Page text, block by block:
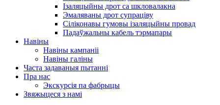
Ізаляцыйны дрот са шкловалакна
Эмаляваны дрот супраціву
Сіліконавы гумовы ізаляцыйны провад
Падаўжальны кабель тэрмапары
Навіны
Навіны кампаніі
Навіны галіны
Часта задаваныя пытанні
Пра нас
Экскурсія па фабрыцы
Звяжыцеся з намі